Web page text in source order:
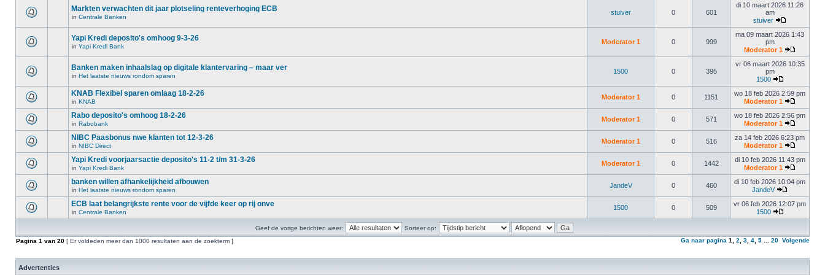
Markten verwachten dit jaar plotseling renteverhoging ECB
in Centrale Banken
stuiver 0 601
di 10 maart 2026 11:26
am
stuiver
Yapi Kredi deposito's omhoog 9-3-26
in Yapi Kredi Bank
Moderator 1 0 999
ma 09 maart 2026 1:43
pm
Moderator 1
Banken maken inhaalslag op digitale klantervaring – maar ver
in Het laatste nieuws rondom sparen
1500 0 395
vr 06 maart 2026 10:35
pm
1500
KNAB Flexibel sparen omlaag 18-2-26
in KNAB
Moderator 1 0 1151
wo 18 feb 2026 2:59 pm
Moderator 1
Rabo deposito's omhoog 18-2-26
in Rabobank
Moderator 1 0 571
wo 18 feb 2026 2:56 pm
Moderator 1
NIBC Paasbonus nwe klanten tot 12-3-26
in NIBC Direct
Moderator 1 0 516
za 14 feb 2026 6:23 pm
Moderator 1
Yapi Kredi voorjaarsactie deposito's 11-2 t/m 31-3-26
in Yapi Kredi Bank
Moderator 1 0 1442
di 10 feb 2026 11:43 pm
Moderator 1
banken willen afhankelijkheid afbouwen
in Het laatste nieuws rondom sparen
JandeV 0 460
di 10 feb 2026 10:04 pm
JandeV
ECB laat belangrijkste rente voor de vijfde keer op rij onve
in Centrale Banken
1500 0 509
vr 06 feb 2026 12:07 pm
1500
Geef de vorige berichten weer:
Sorteer op:
Pagina 1 van 20 [ Er voldeden meer dan 1000 resultaten aan de zoekterm ] Ga naar pagina 1 2 3 4 5 20 Volgende
Advertenties